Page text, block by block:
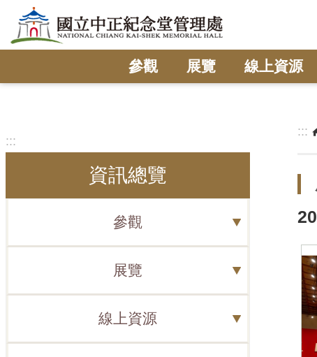
跳到主要內容區塊
參觀 展覽 線上資源
:::
資訊總覽
參觀
展覽
線上資源
:::